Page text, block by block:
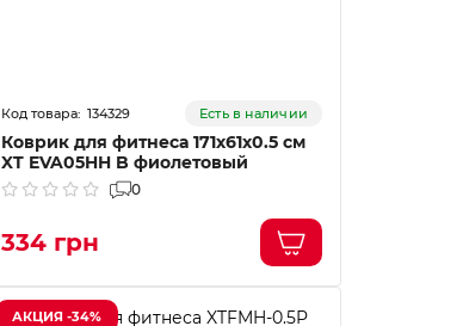
134329 Есть в наличии
Коврик для фитнеса 171х61х0.5 см
XT EVA05HH B фиолетовый
0
334 грн
АКЦИЯ -34%